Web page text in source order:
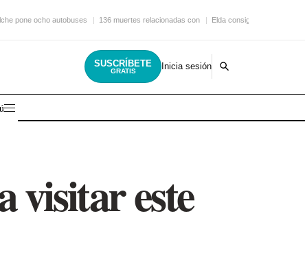
pone ocho autobuses 136 muertes relacionadas con Elda consigue una nueva
SUSCRÍBETE
GRATIS Inicia sesión
visitar este